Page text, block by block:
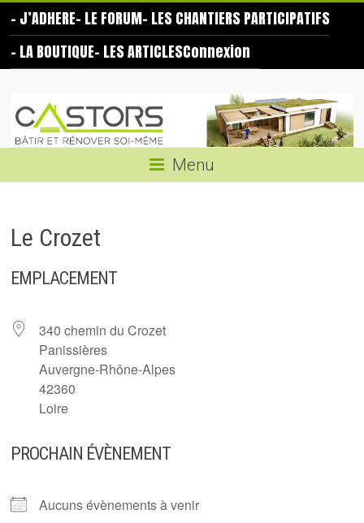
content
– J’ADHERE– LE FORUM– LES CHANTIERS PARTICIPATIFS
– LA BOUTIQUE– LES ARTICLESConnexion
Castors
même
Menu
Le Crozet
EMPLACEMENT
340 chemin du Crozet
Panissières
Auvergne-Rhône-Alpes
42360
Loire
PROCHAIN ÉVÈNEMENT
Aucuns évènements à venir